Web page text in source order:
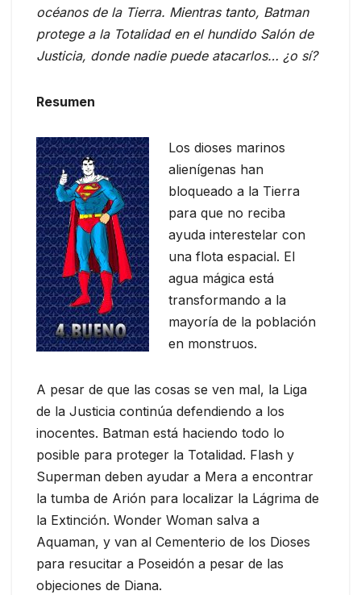
océanos de la Tierra. Mientras tanto, Batman
protege a la Totalidad en el hundido Salón de
Justicia, donde nadie puede atacarlos… ¿o sí?
Resumen
Los dioses marinos
alienígenas han
bloqueado a la Tierra
para que no reciba
ayuda interestelar con
una flota espacial. El
agua mágica está
transformando a la
mayoría de la población
en monstruos.
A pesar de que las cosas se ven mal, la Liga
de la Justicia continúa defendiendo a los
inocentes. Batman está haciendo todo lo
posible para proteger la Totalidad. Flash y
Superman deben ayudar a Mera a encontrar
la tumba de Arión para localizar la Lágrima de
la Extinción. Wonder Woman salva a
Aquaman, y van al Cementerio de los Dioses
para resucitar a Poseidón a pesar de las
objeciones de Diana.